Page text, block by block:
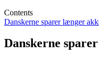
Contents
Danskerne sparer længer
Danskerne